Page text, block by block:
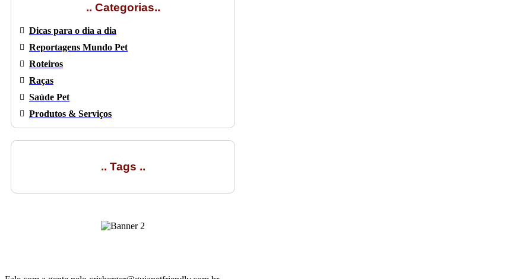
.. Categorias..
Dicas para o dia a dia
Reportagens Mundo Pet
Roteiros
Raças
Saúde Pet
Produtos & Serviços
.. Tags ..